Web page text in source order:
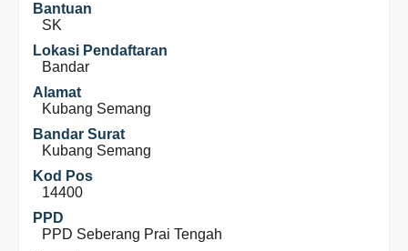
Bantuan
SK
Lokasi Pendaftaran
Bandar
Alamat
Kubang Semang
Bandar Surat
Kubang Semang
Kod Pos
14400
PPD
PPD Seberang Prai Tengah